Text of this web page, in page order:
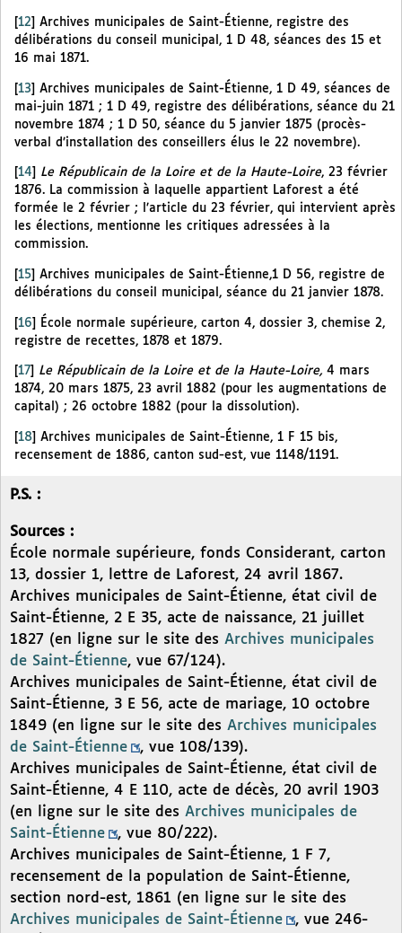
12
Archives municipales de Saint-Étienne, registre des
délibérations du conseil municipal, 1 D 48, séances des 15 et
16 mai 1871.
[13] Archives municipales de Saint-Étienne, 1 D 49, séances de
mai-juin 1871 ; 1 D 49, registre des délibérations, séance du 21
novembre 1874 ; 1 D 50, séance du 5 janvier 1875 (procès-
verbal d’installation des conseillers élus le 22 novembre).
14 Le Républicain de la Loire et de la Haute-Loire, 23 février
1876. La commission à laquelle appartient Laforest a été
formée le 2 février ; l’article du 23 février, qui intervient après
les élections, mentionne les critiques adressées à la
commission.
15
Archives municipales de Saint-Étienne,1 D 56, registre de
délibérations du conseil municipal, séance du 21 janvier 1878.
[16]
École normale supérieure, carton 4, dossier 3, chemise 2,
registre de recettes, 1878 et 1879.
17 Le Républicain de la Loire et de la Haute-Loire, 4 mars
1874, 20 mars 1875, 23 avril 1882 (pour les augmentations de
capital) ; 26 octobre 1882 (pour la dissolution).
[18] Archives municipales de Saint-Étienne, 1 F 15 bis,
recensement de 1886, canton sud-est, vue 1148/1191.
P.S. :
Sources :
École normale supérieure, fonds Considerant, carton
13, dossier 1, lettre de Laforest, 24 avril 1867.
Archives municipales de Saint-Étienne, état civil de
Saint-Étienne, 2 E 35, acte de naissance, 21 juillet
1827 (en ligne sur le site des Archives municipales
de Saint-Étienne, vue 67/124).
Archives municipales de Saint-Étienne, état civil de
Saint-Étienne, 3 E 56, acte de mariage, 10 octobre
1849 (en ligne sur le site des Archives municipales
de Saint-Étienne
, vue 108/139).
Archives municipales de Saint-Étienne, état civil de
Saint-Étienne, 4 E 110, acte de décès, 20 avril 1903
(en ligne sur le site des Archives municipales de
Saint-Étienne
, vue 80/222).
Archives municipales de Saint-Étienne, 1 F 7,
recensement de la population de Saint-Étienne,
section nord-est, 1861 (en ligne sur le site des
Archives municipales de Saint-Étienne
, vue 246-